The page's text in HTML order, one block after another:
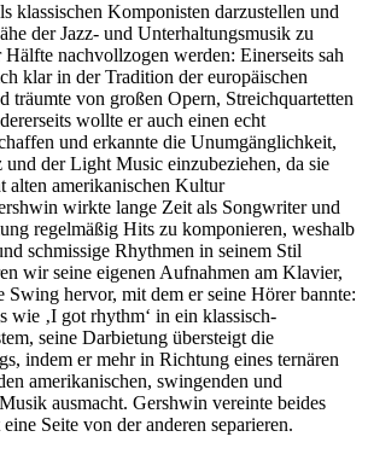
klassischen Komponisten darzustellen und
der Jazz- und Unterhaltungsmusik zu
nachvollzogen werden: Einerseits sah
klar in der Tradition der europäischen
träumte von großen Opern, Streichquartetten
wollte er auch einen echt
und erkannte die Unumgänglichkeit,
und der Light Music einzubeziehen, da sie
alten amerikanischen Kultur
wirkte lange Zeit als Songwriter und
regelmäßig Hits zu komponieren, weshalb
schmissige Rhythmen in seinem Stil
wir seine eigenen Aufnahmen am Klavier,
Swing hervor, mit dem er seine Hörer bannte:
wie ‚I got rhythm‘ in ein klassisch-
seine Darbietung übersteigt die
indem er mehr in Richtung eines ternären
amerikanischen, swingenden und
ausmacht. Gershwin vereinte beides
Seite von der anderen separieren.